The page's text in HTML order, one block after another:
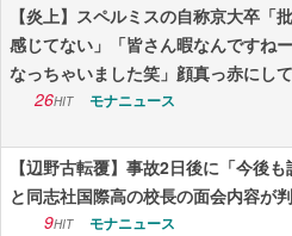
【炎上】スペルミスの自称京大卒「
感じてない」「皆さん暇なんですね
なっちゃいました笑」顔真っ赤にし
26HIT モナニュース
【辺野古転覆】事故2日後に「今後
と同志社国際高の校長の面会内容が
9HIT モナニュース